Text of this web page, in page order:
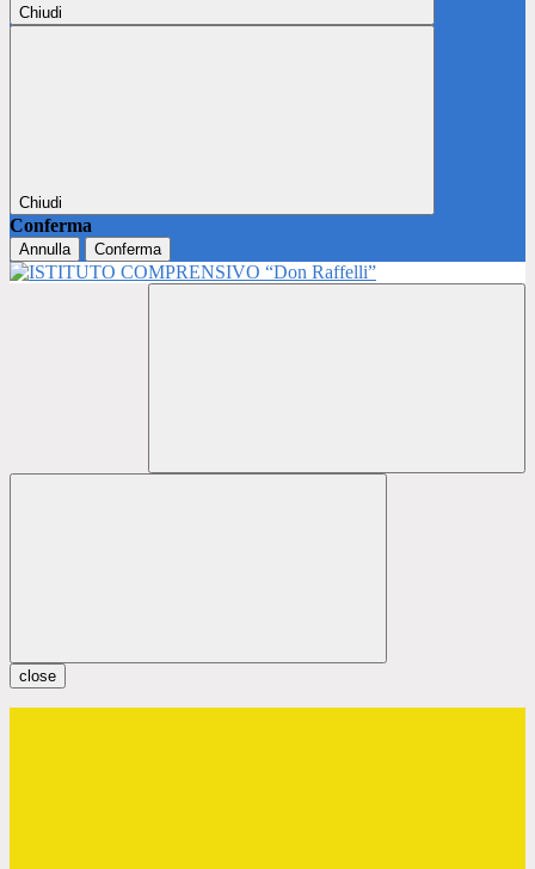
Chiudi
Chiudi
Conferma
Annulla Conferma
close